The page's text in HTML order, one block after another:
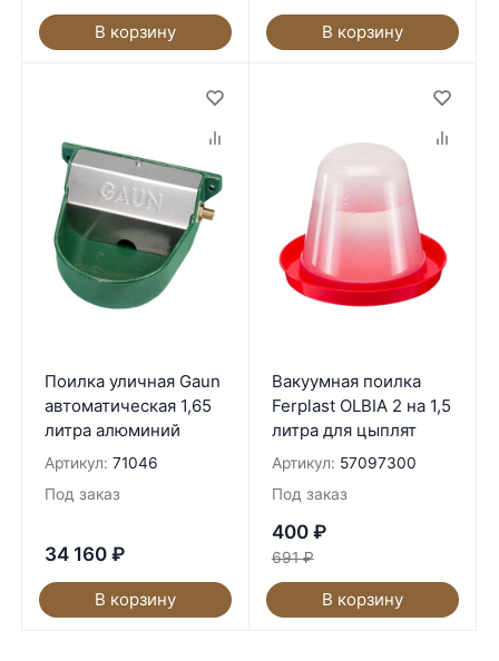
В корзину В корзину
Поилка уличная Gaun
автоматическая 1,65
литра алюминий
Артикул: 71046
Под заказ
34 160 ₽
В корзину
Вакуумная поилка
Ferplast OLBIA 2 на 1,5
литра для цыплят
Артикул: 57097300
Под заказ
400 ₽
691 ₽
В корзину